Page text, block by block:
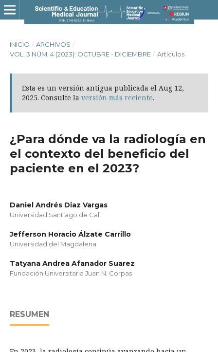
INICIO / ARCHIVOS /
VOL. 3 NÚM. 4 (2023): OCTUBRE - DICIEMBRE / Artículos
Esta es un versión antigua publicada el Aug 12,
2025. Consulte la versión más reciente.
¿Para dónde va la radiología en
el contexto del beneficio del
paciente en el 2023?
Daniel Andrés Diaz Vargas
Universidad Santiago de Cali
Jefferson Horacio Álzate Carrillo
Universidad del Magdalena
Tatyana Andrea Afanador Suarez
Fundación Universitaria Juan N. Corpas
RESUMEN